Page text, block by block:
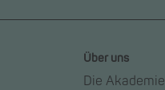
Über uns
Die Akademie